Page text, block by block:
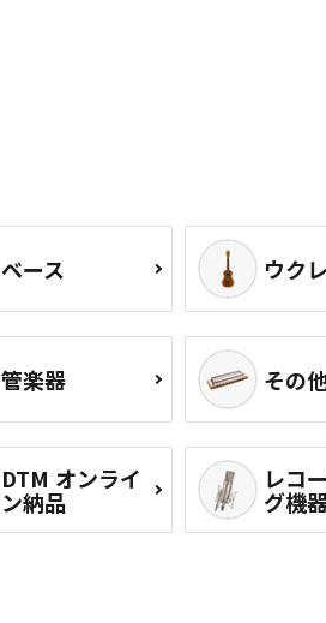
ベース ウク
管楽器 その
DTM オンライ
ン納品
レコ
グ機